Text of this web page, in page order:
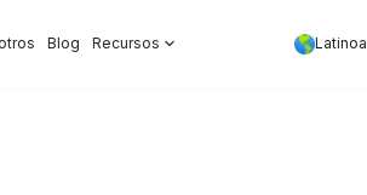
Blog Recursos